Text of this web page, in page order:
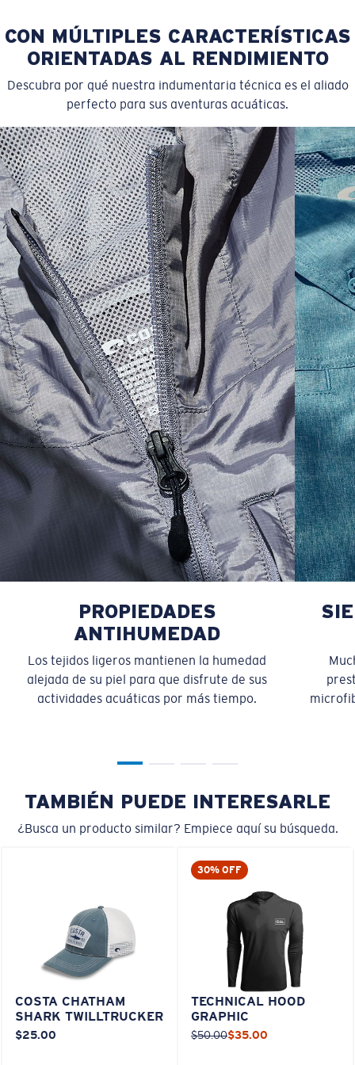
SIZES 1. CHEST 2. BODY LENGTH 3. SLEEVE LENGTH
S 19" 27” 7 ¾”
M 21" 28" 8 ¼”
L 23” 29” 8 ¾”
XL 25” 30” 9 ¼”
XXL 27” 31” 9 ¾”
CON MÚLTIPLES CARACTERÍSTICAS
ORIENTADAS AL RENDIMIENTO
Descubra por qué nuestra indumentaria técnica es el aliado
perfecto para sus aventuras acuáticas.
PROPIEDADES
ANTIHUMEDAD
Los tejidos ligeros mantienen la humedad
alejada de su piel para que disfrute de sus
actividades acuáticas por más tiempo.
TAMBIÉN PUEDE INTERESARLE
¿Busca un producto similar? Empiece aquí su búsqueda.
COSTA CHATHAM
SHARK TWILLTRUCKER
$25.00
30% OFF
TECHNICAL HOOD
GRAPHIC
$50.00$35.00